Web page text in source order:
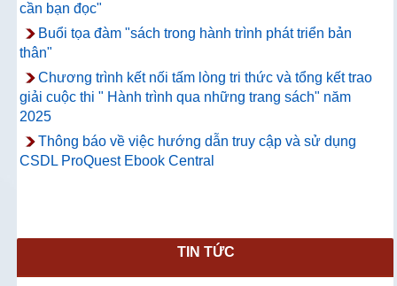
cần bạn đọc"
Buổi tọa đàm "sách trong hành trình phát triển bản
thân"
Chương trình kết nối tấm lòng tri thức và tổng kết trao
giải cuộc thi " Hành trình qua những trang sách" năm
2025
Thông báo về việc hướng dẫn truy cập và sử dụng
CSDL ProQuest Ebook Central
TIN TỨC